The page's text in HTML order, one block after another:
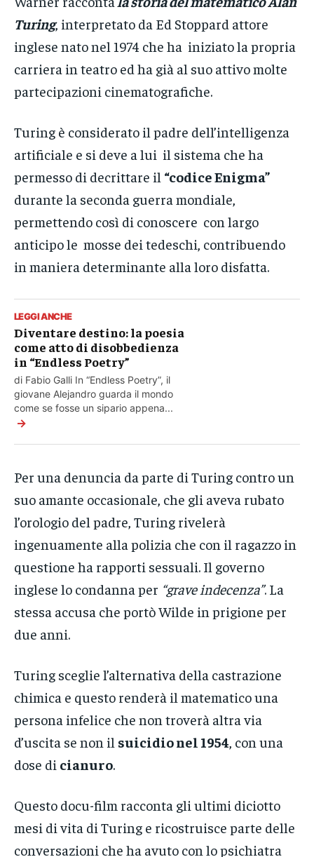
Turing, interpretato da Ed Stoppard attore
inglese nato nel 1974 che ha iniziato la propria
carriera in teatro ed ha già al suo attivo molte
partecipazioni cinematografiche.
Turing è considerato il padre dell’intelligenza
artificiale e si deve a lui il sistema che ha
permesso di decrittare il “codice Enigma”
durante la seconda guerra mondiale,
permettendo così di conoscere con largo
anticipo le mosse dei tedeschi, contribuendo
in maniera determinante alla loro disfatta.
LEGGI ANCHE
Diventare destino: la poesia
come atto di disobbedienza
in “Endless Poetry”
di Fabio Galli In “Endless Poetry”, il
giovane Alejandro guarda il mondo
come se fosse un sipario appena...
→
Per una denuncia da parte di Turing contro un
suo amante occasionale, che gli aveva rubato
l’orologio del padre, Turing rivelerà
ingenuamente alla polizia che con il ragazzo in
questione ha rapporti sessuali. Il governo
inglese lo condanna per “grave indecenza”. La
stessa accusa che portò Wilde in prigione per
due anni.
Turing sceglie l’alternativa della castrazione
chimica e questo renderà il matematico una
persona infelice che non troverà altra via
d’uscita se non il suicidio nel 1954, con una
dose di cianuro.
Questo docu-film racconta gli ultimi diciotto
mesi di vita di Turing e ricostruisce parte delle
conversazioni che ha avuto con lo psichiatra